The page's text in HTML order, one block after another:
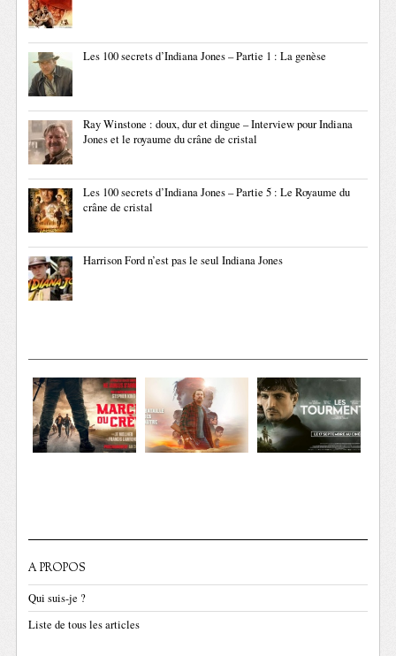
Les 100 secrets d’Indiana Jones – Partie 1 : La genèse
Ray Winstone : doux, dur et dingue – Interview pour Indiana
Jones et le royaume du crâne de cristal
Les 100 secrets d’Indiana Jones – Partie 5 : Le Royaume du
crâne de cristal
Harrison Ford n’est pas le seul Indiana Jones
A PROPOS
Qui suis-je ?
Liste de tous les articles